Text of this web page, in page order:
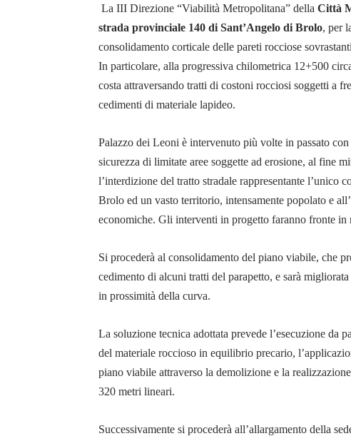
La III Direzione “Viabilità Metropolitana” della Città
strada provinciale 140 di Sant’Angelo di Brolo, per
consolidamento corticale delle pareti rocciose
In particolare, alla progressiva chilometrica 12+500
costa attraversando tratti di costoni rocciosi soggetti a
cedimenti di materiale lapideo.
Palazzo dei Leoni è intervenuto più volte in passato
sicurezza di limitate aree soggette ad erosione, al fine
l’interdizione del tratto stradale rappresentante l’unico
Brolo ed un vasto territorio, intensamente popolato e
economiche. Gli interventi in progetto faranno fronte
Si procederà al consolidamento del piano viabile, che
cedimento di alcuni tratti del parapetto, e sarà
in prossimità della curva.
La soluzione tecnica adottata prevede l’esecuzione da
del materiale roccioso in equilibrio precario,
piano viabile attraverso la demolizione e la
320 metri lineari.
Successivamente si procederà all’allargamento della